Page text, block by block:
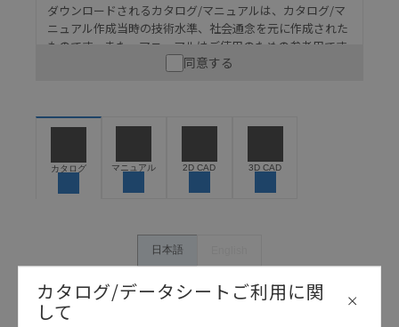
ダウンロードされるカタログ/マニュアルは、カタログ/マ
ニュアル作成当時の技術水準、社会通念を元に作成された
ものです。また、マニュアルはご使用のための参考用です
ので、ご使用にあたっての安全性については十分にご配慮
うな用途に使用される場合には、システム全体として
保できるよう設計されていること、および本製品が全
ン事例は参考用ですので、ご採用に際しては機器・装
置の機能や安全性をご確認のうえご使用ください。・
商品に接続される推奨機器等、現在では入手困難なも
のもそのまま記載しています。・誤字、脱字が含まれ
ている可能性がありますがご容赦ください。
同意する
カタログ マニュアル 2D CAD 3D CAD
日本語
カタログ/データシートご利用に関
して